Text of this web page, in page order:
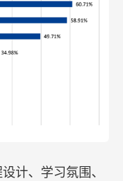
计、学习氛围、